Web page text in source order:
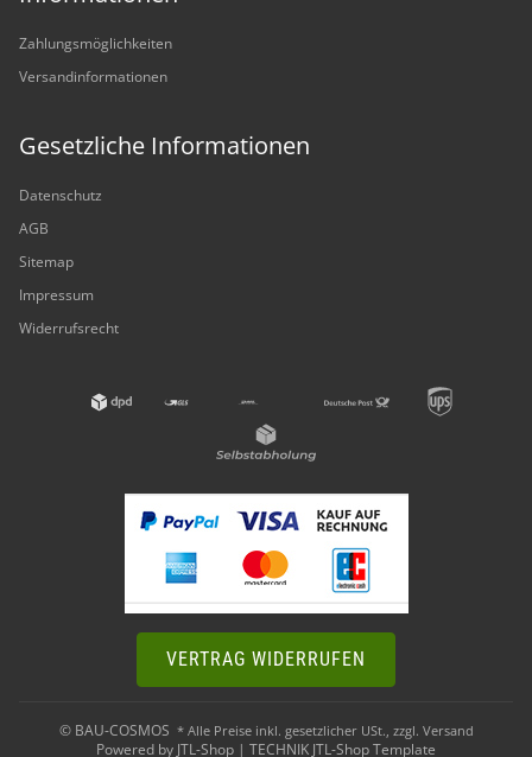
Zahlungsmöglichkeiten
Versandinformationen
Gesetzliche Informationen
Datenschutz
AGB
Sitemap
Impressum
Widerrufsrecht
VERTRAG WIDERRUFEN
© BAU-COSMOS * Alle Preise inkl. gesetzlicher USt., zzgl. Versand
Powered by JTL-Shop | TECHNIK JTL-Shop Template